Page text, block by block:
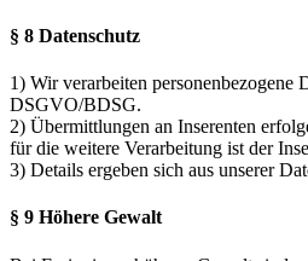
§ 8 Datenschutz
1) Wir verarbeiten personenbezogene
DSGVO/BDSG.
2) Übermittlungen an Inserenten
für die weitere Verarbeitung ist der
3) Details ergeben sich aus unserer
§ 9 Höhere Gewalt